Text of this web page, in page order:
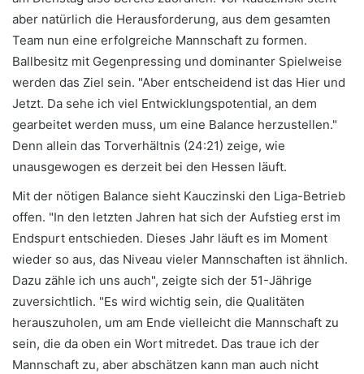
aber natürlich die Herausforderung, aus dem gesamten
Team nun eine erfolgreiche Mannschaft zu formen.
Ballbesitz mit Gegenpressing und dominanter Spielweise
werden das Ziel sein. "Aber entscheidend ist das Hier und
Jetzt. Da sehe ich viel Entwicklungspotential, an dem
gearbeitet werden muss, um eine Balance herzustellen."
Denn allein das Torverhältnis (24:21) zeige, wie
unausgewogen es derzeit bei den Hessen läuft.
Mit der nötigen Balance sieht Kauczinski den Liga-Betrieb
offen. "In den letzten Jahren hat sich der Aufstieg erst im
Endspurt entschieden. Dieses Jahr läuft es im Moment
wieder so aus, das Niveau vieler Mannschaften ist ähnlich.
Dazu zähle ich uns auch", zeigte sich der 51-Jährige
zuversichtlich. "Es wird wichtig sein, die Qualitäten
herauszuholen, um am Ende vielleicht die Mannschaft zu
sein, die da oben ein Wort mitredet. Das traue ich der
Mannschaft zu, aber abschätzen kann man auch nicht